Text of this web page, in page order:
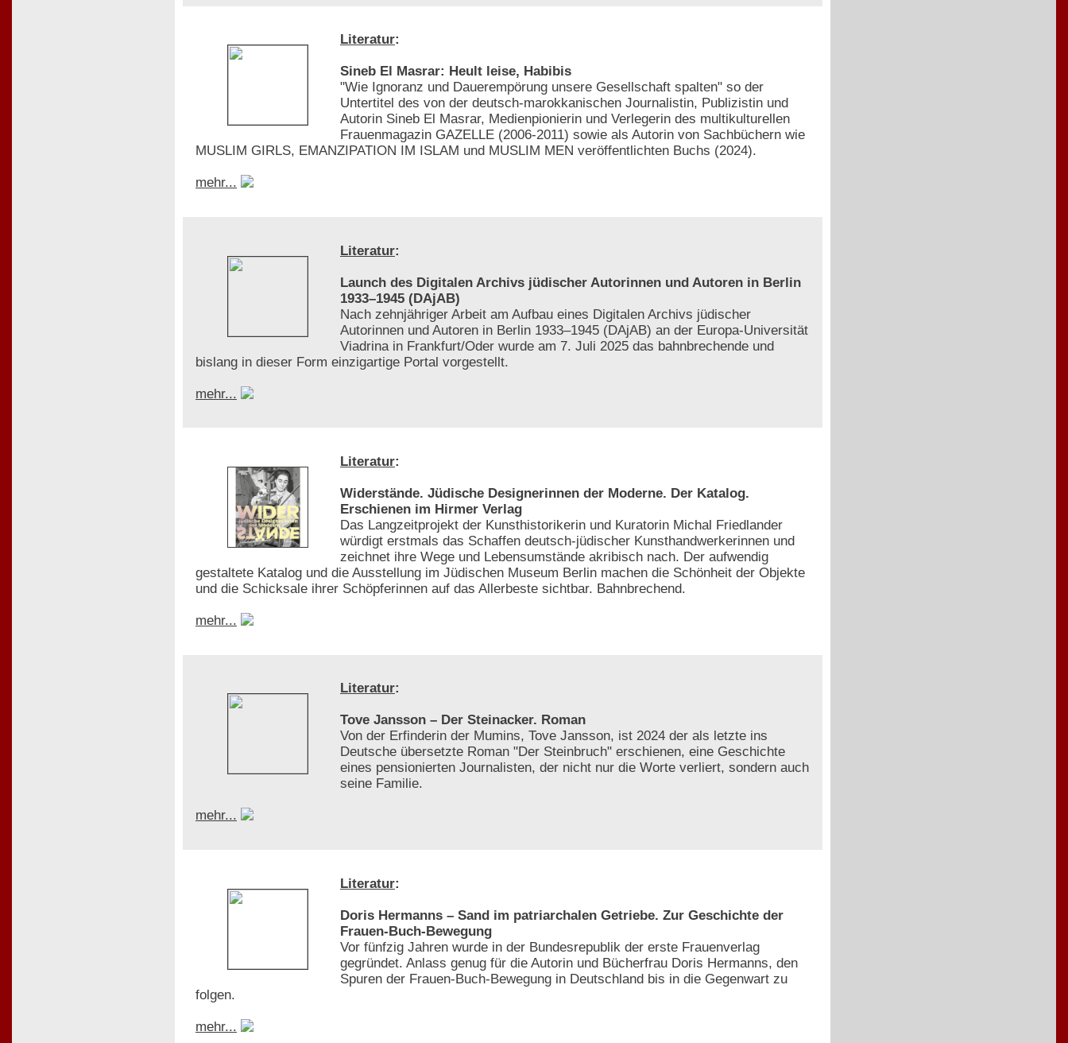
Literatur:
Sineb El Masrar: Heult leise, Habibis
"Wie Ignoranz und Dauerempörung unsere Gesellschaft spalten" so der
Untertitel des von der deutsch-marokkanischen Journalistin, Publizistin und
Autorin Sineb El Masrar, Medienpionierin und Verlegerin des multikulturellen
Frauenmagazin GAZELLE (2006-2011) sowie als Autorin von Sachbüchern wie
MUSLIM GIRLS, EMANZIPATION IM ISLAM und MUSLIM MEN veröffentlichten Buchs (2024).
mehr...
Literatur:
Launch des Digitalen Archivs jüdischer Autorinnen und Autoren in Berlin
1933–1945 (DAjAB)
Nach zehnjähriger Arbeit am Aufbau eines Digitalen Archivs jüdischer
Autorinnen und Autoren in Berlin 1933–1945 (DAjAB) an der Europa-Universität
Viadrina in Frankfurt/Oder wurde am 7. Juli 2025 das bahnbrechende und
bislang in dieser Form einzigartige Portal vorgestellt.
mehr...
Literatur:
Widerstände. Jüdische Designerinnen der Moderne. Der Katalog.
Erschienen im Hirmer Verlag
Das Langzeitprojekt der Kunsthistorikerin und Kuratorin Michal Friedlander
würdigt erstmals das Schaffen deutsch-jüdischer Kunsthandwerkerinnen und
zeichnet ihre Wege und Lebensumstände akribisch nach. Der aufwendig
gestaltete Katalog und die Ausstellung im Jüdischen Museum Berlin machen die Schönheit der Objekte
und die Schicksale ihrer Schöpferinnen auf das Allerbeste sichtbar. Bahnbrechend.
mehr...
Literatur:
Tove Jansson – Der Steinacker. Roman
Von der Erfinderin der Mumins, Tove Jansson, ist 2024 der als letzte ins
Deutsche übersetzte Roman "Der Steinbruch" erschienen, eine Geschichte
eines pensionierten Journalisten, der nicht nur die Worte verliert, sondern auch
seine Familie.
mehr...
Literatur:
Doris Hermanns – Sand im patriarchalen Getriebe. Zur Geschichte der
Frauen-Buch-Bewegung
Vor fünfzig Jahren wurde in der Bundesrepublik der erste Frauenverlag
gegründet. Anlass genug für die Autorin und Bücherfrau Doris Hermanns, den
Spuren der Frauen-Buch-Bewegung in Deutschland bis in die Gegenwart zu
folgen.
mehr...